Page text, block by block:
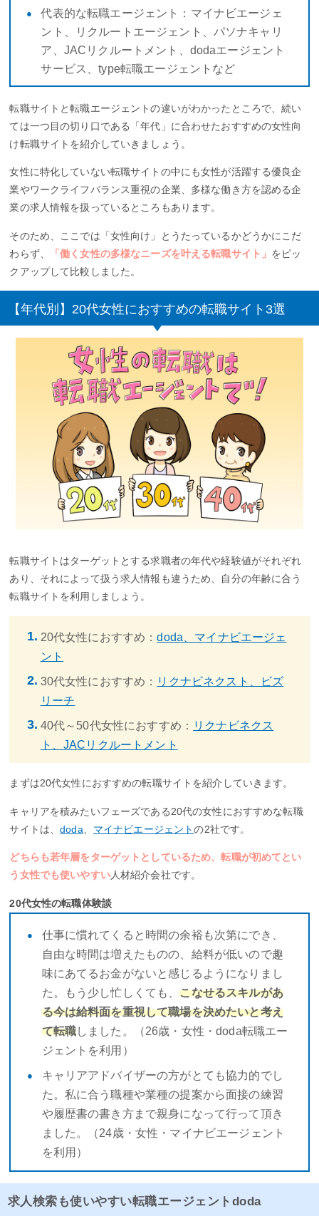
代表的な転職エージェント：マイナビエージェ
ント、リクルートエージェント、パソナキャリ
ア、JACリクルートメント、dodaエージェント
サービス、type転職エージェントなど
転職サイトと転職エージェントの違いがわかったところで、続い
ては一つ目の切り口である「年代」に合わせたおすすめの女性向
け転職サイトを紹介していきましょう。
女性に特化していない転職サイトの中にも女性が活躍する優良企
業やワークライフバランス重視の企業、多様な働き方を認める企
業の求人情報を扱っているところもあります。
そのため、ここでは「女性向け」とうたっているかどうかにこだ
わらず、
「働く女性の多様なニーズを叶える転職サイト」 をピッ
クアップして比較しました。
【年代別】20代女性におすすめの転職サイト3選
転職サイトはターゲットとする求職者の年代や経験値がそれぞれ
あり、それによって扱う求人情報も違うため、自分の年齢に合う
転職サイトを利用しましょう。
20代女性におすすめ：doda、マイナビエージェ
ント
30代女性におすすめ： リクナビネクスト、ビズ
リーチ
40代～50代女性におすすめ： リクナビネクス
ト、JACリクルートメント
まずは20代女性におすすめの転職サイトを紹介していきます。
キャリアを積みたいフェーズである20代の女性におすすめな転職
サイトは、doda マイナビエージェントの2社です。
どちらも若年層をターゲットとしているため、転職が初めてとい
う女性でも使いやすい人材紹介会社です。
20代女性の転職体験談
仕事に慣れてくると時間の余裕も次第にでき、
自由な時間は増えたものの、給料が低いので趣
味にあてるお金がないと感じるようになりまし
た。もう少し忙しくても、こなせるスキルがあ
る今は給料面を重視して職場を決めたいと考え
て転職しました。（26歳・女性・doda転職エー
ジェントを利用）
キャリアアドバイザーの方がとても協力的でし
た。私に合う職種や業種の提案から面接の練習
や履歴書の書き方まで親身になって行って頂き
ました。（24歳・女性・マイナビエージェント
を利用）
求人検索も使いやすい転職エージェントdoda